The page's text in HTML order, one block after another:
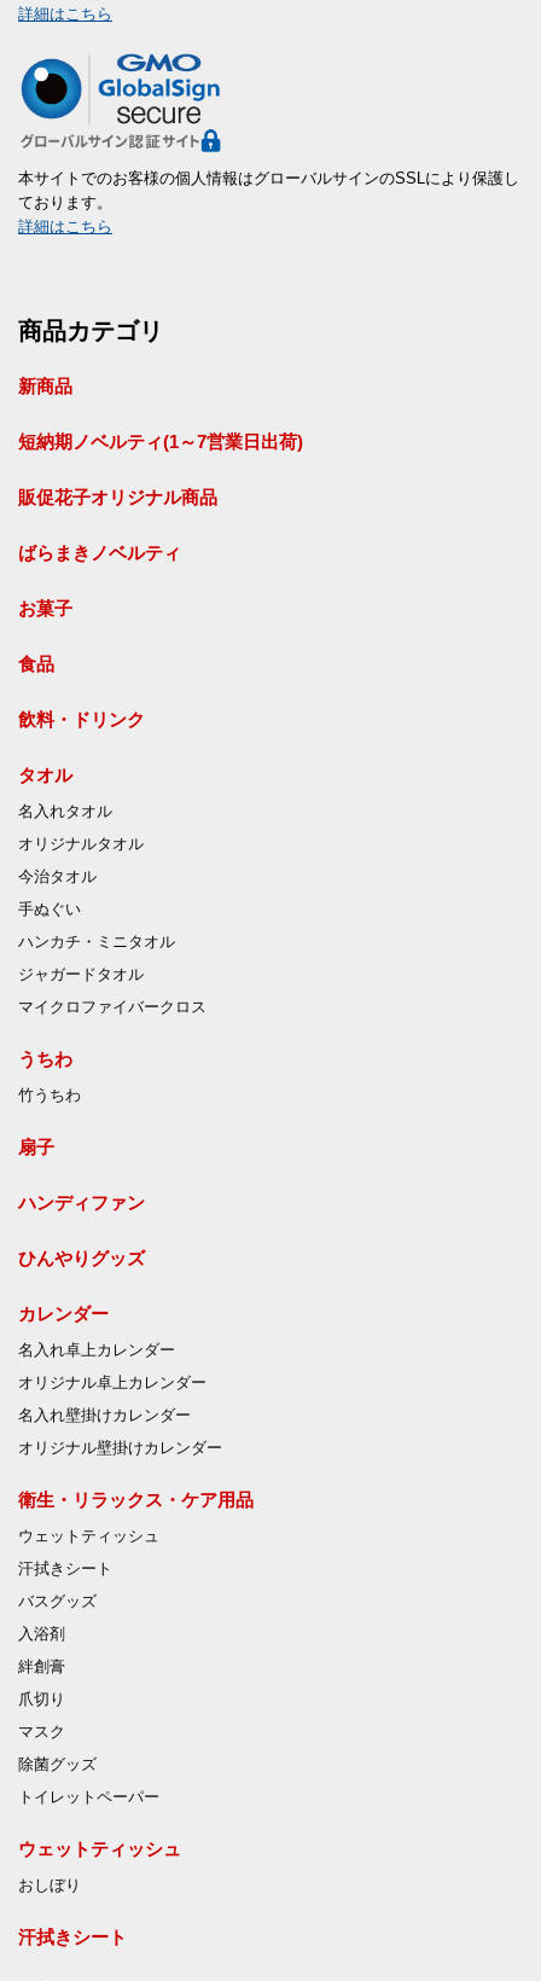
詳細はこちら
本サイトでのお客様の個人情報はグローバルサインのSSLにより保護し
ております。
詳細はこちら
商品カテゴリ
新商品
短納期ノベルティ(1～7営業日出荷)
販促花子オリジナル商品
ばらまきノベルティ
お菓子
食品
飲料・ドリンク
タオル
名入れタオル
オリジナルタオル
今治タオル
手ぬぐい
ハンカチ・ミニタオル
ジャガードタオル
マイクロファイバークロス
うちわ
竹うちわ
扇子
ハンディファン
ひんやりグッズ
カレンダー
名入れ卓上カレンダー
オリジナル卓上カレンダー
名入れ壁掛けカレンダー
オリジナル壁掛けカレンダー
衛生・リラックス・ケア用品
ウェットティッシュ
汗拭きシート
バスグッズ
入浴剤
絆創膏
爪切り
マスク
除菌グッズ
トイレットペーパー
ウェットティッシュ
おしぼり
汗拭きシート